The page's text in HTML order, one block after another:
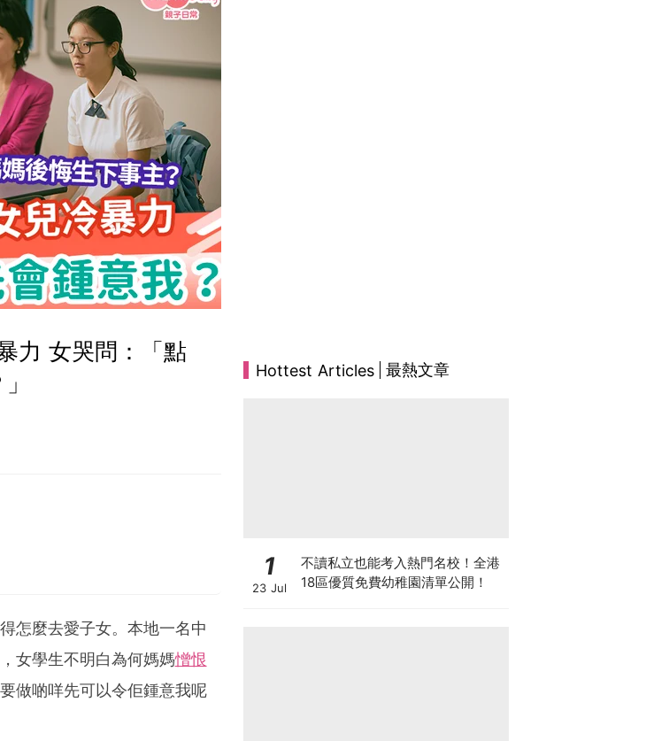
力 女哭問：「點
怎麼去愛子女。本地一名中
，女學生不明白為何媽媽憎恨
做啲咩先可以令佢鍾意我呢
Hottest Articles 最熱文章
1
23 Jul
不讀私立也能考入熱門名校！全港
18區優質免費幼稚園清單公開！